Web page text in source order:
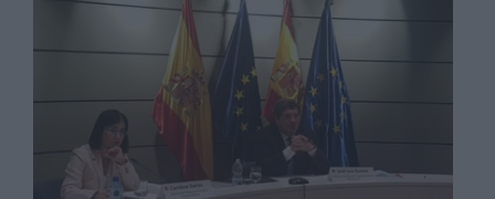
link